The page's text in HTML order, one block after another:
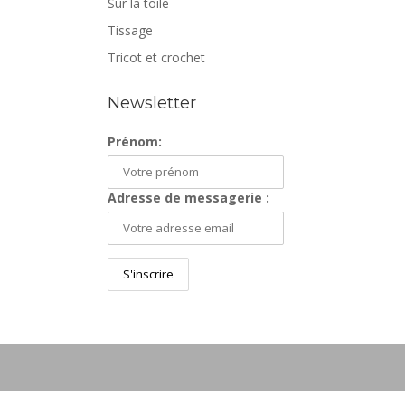
Tissage
Tricot et crochet
Newsletter
Prénom:
Adresse de messagerie :